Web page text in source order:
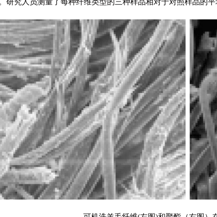
研究人员测量了每种纤维类型的三种样品相对于对照样品的